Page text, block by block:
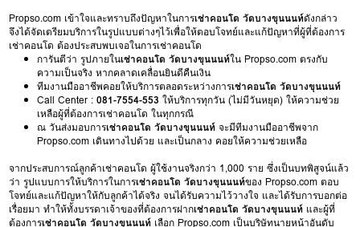
Propso.com เข้าใจและทราบถึงปัญหาในการเช่าคอนโด วัดบางขุนนนท์ดังกล่าว
จึงได้จัดเตรียมบริการในรูปแบบต่างๆไว้เพื่อให้ตอบโจทย์และแก้ปัญหาที่ผู้ที่ต้องการ
เช่าคอนโด ต้องประสบพบเจอในการเช่าคอนโด
การันตีว่า รูปภายในเช่าคอนโด วัดบางขุนนนท์ใน Propso.com ตรงกับ
ความเป็นจริง หากคลาดเคลื่อนยินดีคืนเงิน
ทีมงานมืออาชีพคอยให้บริการตลอดระหว่างการเช่าคอนโด วัดบางขุนนนท์
Call Center :081-7554-553 ให้บริการทุกวัน (ไม่มีวันหยุด) ให้ความช่วย
เหลือผู้ที่ต้องการเช่าคอนโด ในทุกกรณี
ณ วันส่งมอบการเช่าคอนโด วัดบางขุนนนท์ จะมีทีมงานมืออาชีพจาก
Propso.com เดินทางไปด้วย และเป็นกลาง คอยให้ความช่วยเหลือ
จากประสบการณ์ลูกค้าเช่าคอนโด ผู้ใช้งานจริงกว่า 1,000 ราย ซึ่งเป็นบทพิสูจน์แล้ว
ว่า รูปแบบการให้บริการในการเช่าคอนโด วัดบางขุนนนท์ของ Propso.com ตอบ
โจทย์และแก้ปัญหาให้กับลูกค้าได้จริง จนได้รับความไว้วางใจ และได้รับการบอกต่อ
เรื่อยมา ทำให้ทั้งบรรดาเจ้าของที่ต้องการฝากเช่าคอนโด วัดบางขุนนนท์ และผู้ที่
ต้องการเช่าคอนโด วัดบางขุนนนท์ เลือก Propso.com เป็นบริษัทนายหน้าอันดับ